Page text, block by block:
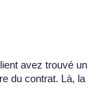
avez trouvé un
du contrat. Là, la